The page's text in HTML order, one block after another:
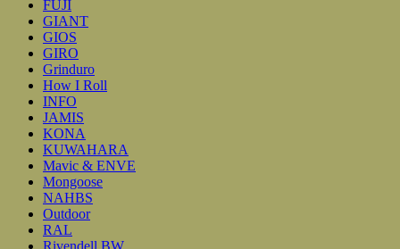
FUJI
GIANT
GIOS
GIRO
Grinduro
How I Roll
INFO
JAMIS
KONA
KUWAHARA
Mavic & ENVE
Mongoose
NAHBS
Outdoor
RAL